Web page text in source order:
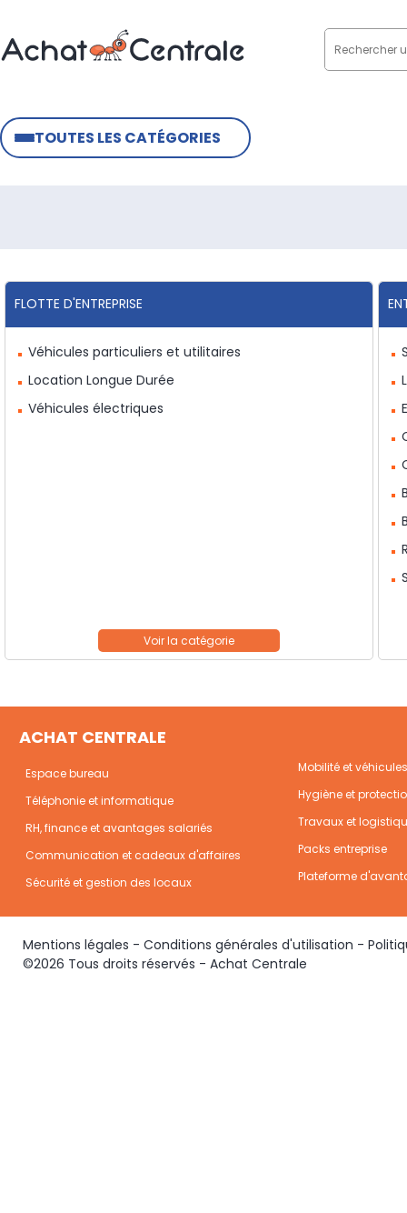
TOUTES LES CATÉGORIES
FLOTTE D'ENTREPRISE
Véhicules particuliers et utilitaires
Location Longue Durée
Véhicules électriques
ACHAT CENTRALE
Espace bureau
Téléphonie et informatique
RH, finance et avantages salariés
Communication et cadeaux d'affaires
Sécurité et gestion des locaux
Mobilité et véhicules
Hygiène et
Travaux et
Packs entreprise
Plateforme
Mentions légales - Conditions générales d'utilisation -
©2026 Tous droits réservés - Achat Centrale